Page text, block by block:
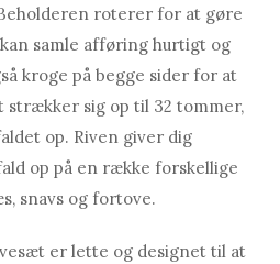
roterer for at gøre
samle afføring hurtigt og
kroge på begge sider for at
strækker sig op til 32 tommer,
op. Riven giver dig
op på en række forskellige
snavs og fortove.
er lette og designet til at